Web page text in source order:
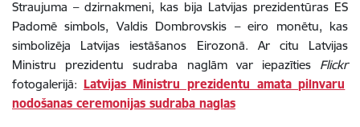
Straujuma – dzirnakmeni, kas bija Latvijas prezidentūras ES
Padomē simbols, Valdis Dombrovskis – eiro monētu, kas
simbolizēja Latvijas iestāšanos Eirozonā. Ar citu Latvijas
Ministru prezidentu sudraba naglām var iepazīties Flickr
fotogalerijā: Latvijas Ministru prezidentu amata pilnvaru
nodošanas ceremonijas sudraba naglas